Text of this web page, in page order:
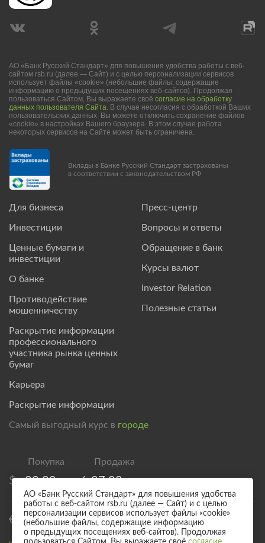
Для бизнеса
Инвестиции
Ценные бумаги и
инвестиции
О банке
Противодействие
мошенничеству
Раскрытие информации
профессионального
участника рынка ценных
бумаг
Карьера
Раскрытие информации
Пресс-центр
Вопросы и ответы
Обращение в банк
Курсы валют
Investor Relation
Полезные статьи
АО «Банк Русский Стандарт» для повышения удобства работы с веб-
сайтом rsb.ru (далее — Сайт) и с целью персонализации сервисов
использует файлы «cookie» (небольшие файлы, содержащие
информацию о предыдущих посещениях веб-сайтов). Продолжая
пользоваться Сайтом, Вы выражаете своё согласие на обработку
данных пользователя Сайта. В случае несогласия с обработкой Ваших
пользовательских данных Вы можете отключить сохранение файлов
«cookie» в настройках Вашего браузера. В этом случае работа
некоторых сервисов на Сайте может быть ограничена.
Вклады в Банке Русский Стандарт застрахованы
в соответствии с законодательством РФ
Самый выгодный курс в городе
$ 82,00 / 87,00
€ 94,00 / 99,00
АО «Банк Русский Стандарт» для повышения удобства
работы с веб-сайтом rsb.ru (далее — Сайт) и с целью
персонализации сервисов использует файлы «cookie»
(небольшие файлы, содержащие информацию
о предыдущих посещениях веб-сайтов). Продолжая